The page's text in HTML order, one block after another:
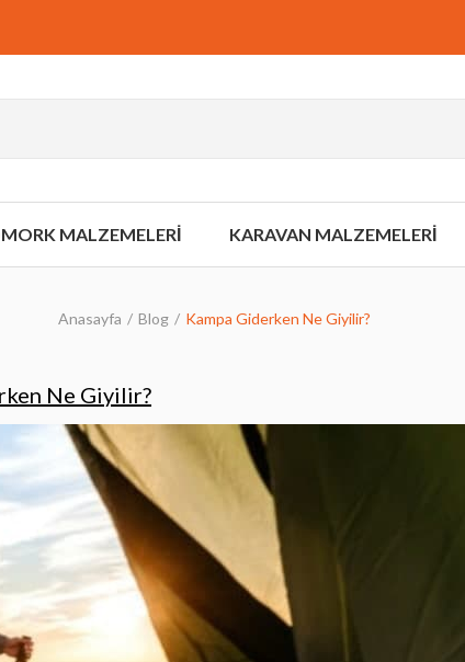
MALZEMELERİ KARAVAN MALZEMELERİ
Anasayfa Blog Kampa Giderken Ne Giyilir?
Ne Giyilir?